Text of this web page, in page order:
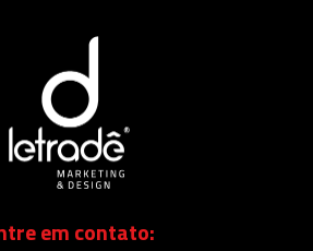
em contato: